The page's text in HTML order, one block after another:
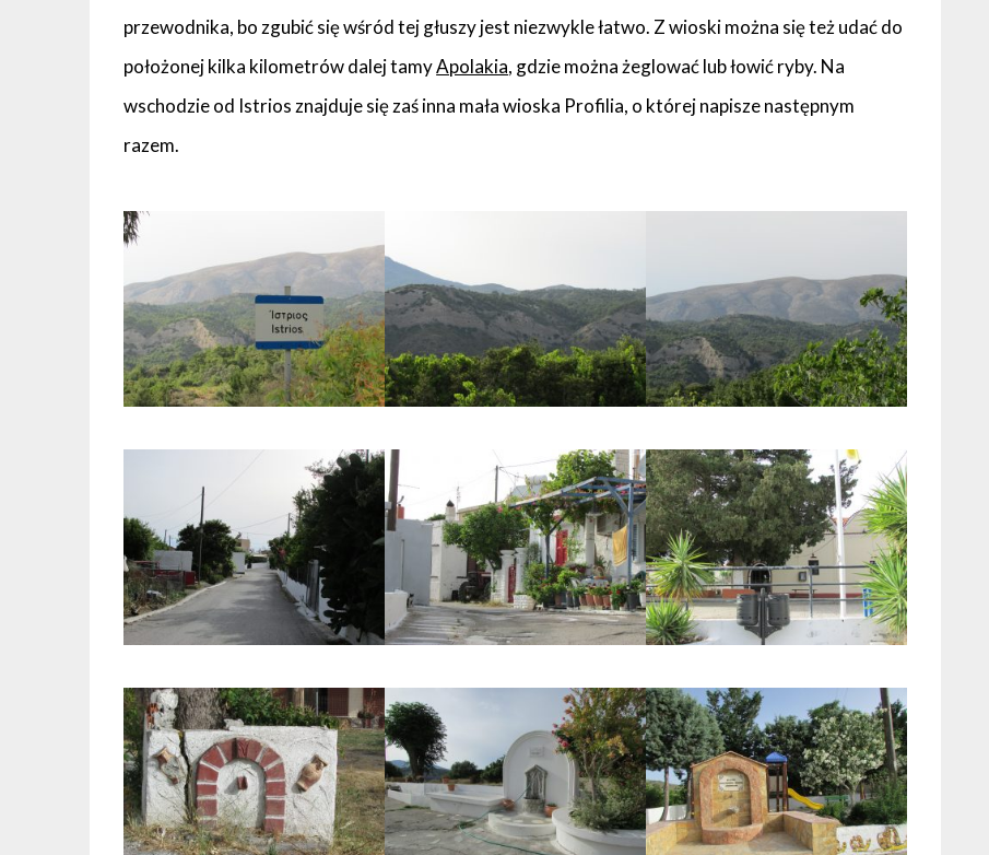
przewodnika, bo zgubić się wśród tej głuszy jest niezwykle łatwo. Z wioski można się też udać do
położonej kilka kilometrów dalej tamyApolakia, gdzie można żeglować lub łowić ryby. Na
wschodzie od Istrios znajduje się zaś inna mała wioska Profilia, o której napisze następnym
razem.